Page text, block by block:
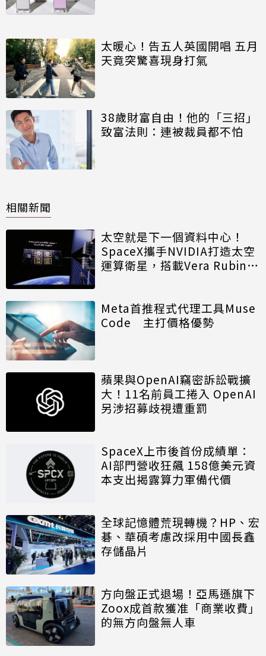
太暖心！告五人英國開唱 五月
天竟突驚喜現身打氣
38歲財富自由！他的「三招」
致富法則：連被裁員都不怕
相關新聞
太空就是下一個資料中心！
SpaceX攜手NVIDIA打造太空
運算衛星，搭載Vera Rubin運
Meta首推程式代理工具Muse
Code 主打價格優勢
蘋果與OpenAI竊密訴訟戰擴
大！11名前員工捲入 OpenAI
另涉招募歧視遭重罰
SpaceX上市後首份成績單：
AI部門營收狂飆 158億美元資
本支出揭露算力軍備代價
全球記憶體荒現轉機？HP、宏
碁、華碩考慮改採用中國長鑫
存儲晶片
方向盤正式退場！亞馬遜旗下
Zoox成首款獲准「商業收費」
的無方向盤無人車